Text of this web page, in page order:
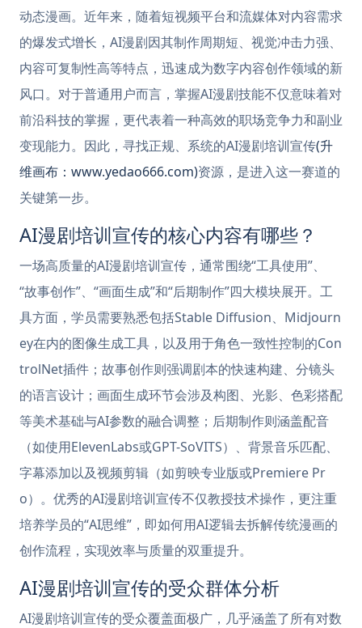
动态漫画。近年来，随着短视频平台和流媒体对内容需求
的爆发式增长，AI漫剧因其制作周期短、视觉冲击力强、
内容可复制性高等特点，迅速成为数字内容创作领域的新
风口。对于普通用户而言，掌握AI漫剧技能不仅意味着对
前沿科技的掌握，更代表着一种高效的职场竞争力和副业
变现能力。因此，寻找正规、系统的AI漫剧培训宣传(升
维画布：www.yedao666.com)资源，是进入这一赛道的
关键第一步。
AI漫剧培训宣传的核心内容有哪些？
一场高质量的AI漫剧培训宣传，通常围绕“工具使用”、
“故事创作”、“画面生成”和“后期制作”四大模块展开。工
具方面，学员需要熟悉包括Stable Diffusion、Midjourn
ey在内的图像生成工具，以及用于角色一致性控制的Con
trolNet插件；故事创作则强调剧本的快速构建、分镜头
的语言设计；画面生成环节会涉及构图、光影、色彩搭配
等美术基础与AI参数的融合调整；后期制作则涵盖配音
（如使用ElevenLabs或GPT-SoVITS）、背景音乐匹配、
字幕添加以及视频剪辑（如剪映专业版或Premiere Pr
o）。优秀的AI漫剧培训宣传不仅教授技术操作，更注重
培养学员的“AI思维”，即如何用AI逻辑去拆解传统漫画的
创作流程，实现效率与质量的双重提升。
AI漫剧培训宣传的受众群体分析
AI漫剧培训宣传的受众覆盖面极广，几乎涵盖了所有对数